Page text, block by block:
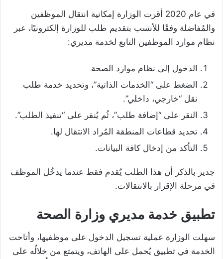
في عام 2020 أقرت الوزارة إمكانية انتقال الموظفين
والمُفاضلة وفقًا للأنسب بتقديم طلب للوزارة إلكترونيًا، عبر
نظام موارد الموظفين التابع لخدمة مديري:
الدخول إلى نظام موارد الصحة
الضغط على “الخدمات الذاتية”، وتحديد خدمة طلب
نقل “خارجي، داخلي”.
النقر على “إضافة طلب”، ثُم يُنقر على “تنفيذ الطلب”.
تحديد قطاعات المنطقة المُراد الانتقال لها.
التأكد من إدخال كافة البيانات.
جدير بالذكر أن هذا الطلب يُقدم فقط عندما يدخُل الموظف
في مرحلة الإقرار بالانتقالات.
تطبيق خدمة مديري وزارة الصحة
سهلت الوزارة عملية تسجيل الدخول على موظفيها، وأتاحت
الخدمة في تطبيق يُحمل على الهاتف، ويتمتع من خلالُه على